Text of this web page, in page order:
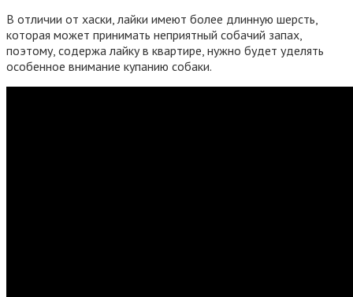
В отличии от хаски, лайки имеют более длинную шерсть,
которая может принимать неприятный собачий запах,
поэтому, содержа лайку в квартире, нужно будет уделять
особенное внимание купанию собаки.